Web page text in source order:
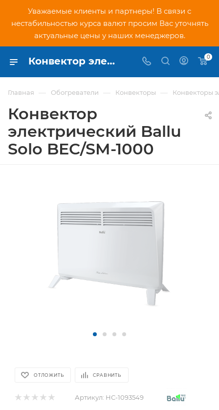
Уважаемые клиенты и партнеры! В связи с
нестабильностью курса валют просим Вас уточнять
актуальные цены у наших менеджеров.
Конвектор электрический Ballu Solo BEC/SM-1000 (НС-1093549) - купить по низкой цене в Москве, интернет-магазин PNDtech.ru 0
Главная — Обогреватели — Конвекторы — Конвекторы
Конвектор
электрический Ballu
Solo BEC/SM-1000
ОТЛОЖИТЬ СРАВНИТЬ
Артикул: НС-1093549